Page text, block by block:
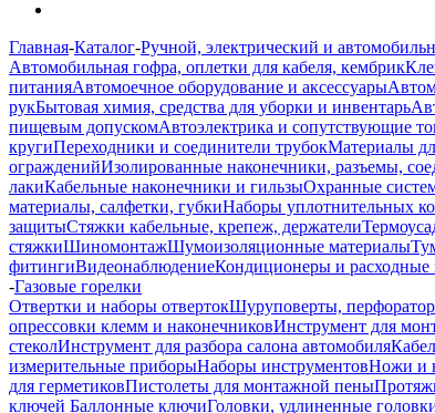
Главная-Каталог-Ручной, электрический и
Автомобильная гофра, оплетки для кабеля, кембрик
питанияАвтомоечное оборудование и аксессуары
рукБытовая химия, средства для уборки и инвентарь
пищевым допускомАвтоэлектрика и сопутствующие
кругиПереходники и соединители трубокМатериалы
огражденийИзолированные наконечники, разъемы,
лакиКабельные наконечники и гильзыОхранные
материалы, салфетки, губкиНаборы уплотнительных
защитыСтяжки кабельные, крепеж, держатели
стяжкиШиномонтажШумоизоляционные материалы
фитингиВидеонаблюдениеКондиционеры и расходные
-Газовые горелки
Отвертки и наборы отвертокШуруповерты,
опрессовки клемм и наконечниковИнструмент для
стеколИнструмент для разбора салона автомобиля
измерительные приборыНаборы инструментовНожи и
для герметиковПистолеты для монтажной пены
ключей Баллонные ключиГоловки, удлиненные